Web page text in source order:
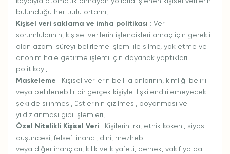
bulunduğu her türlü ortamı,
Kişisel veri saklama ve imha politikası : Veri
sorumlularının, kişisel verilerin işlendikleri amaç için gerekli
olan azami süreyi belirleme işlemi ile silme, yok etme ve
anonim hale getirme işlemi için dayanak yaptıkları
politikayı,
Maskeleme : Kişisel verilerin belli alanlarının, kimliği belirli
veya belirlenebilir bir gerçek kişiyle ilişkilendirilemeyecek
şekilde silinmesi, üstlerinin çizilmesi, boyanması ve
yıldızlanması gibi işlemleri,
Özel Nitelikli Kişisel Veri : Kişilerin ırkı, etnik kökeni, siyasi
düşüncesi, felsefi inancı, dini, mezhebi
veya diğer inançları, kılık ve kıyafeti, dernek, vakıf ya da